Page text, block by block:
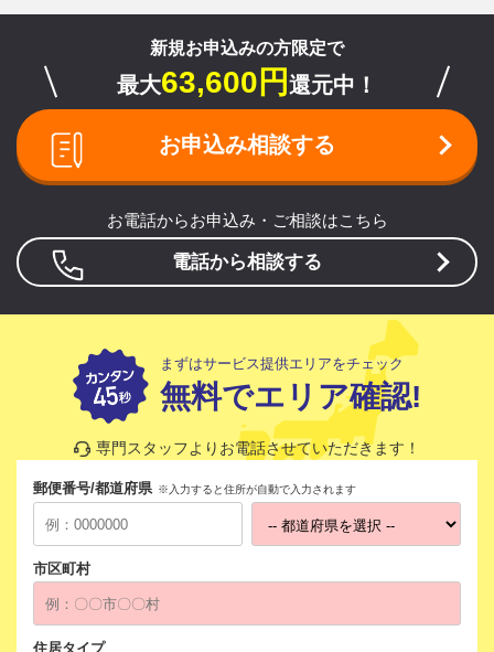
新規お申込みの方限定で
最大63,600円 還元中！
お申込み相談する
お電話からお申込み・ご相談はこちら
電話から相談する